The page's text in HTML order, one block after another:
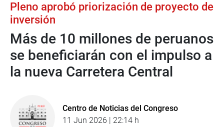
Pleno aprobó priorización de proyecto de
inversión
Más de 10 millones de peruanos
se beneficiarán con el impulso a
la nueva Carretera Central
Centro de Noticias del Congreso
11 Jun 2026 | 22:14 h